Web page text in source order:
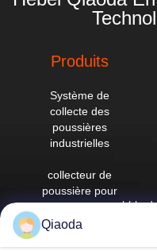
Produits
Système de
collecte des
poussières
industrielles
collecteur de
poussière pour
cyclones
industriels
Qiaoda